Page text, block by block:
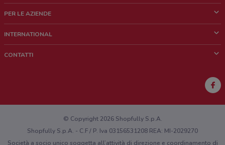
Chi siamo
Lavora con noi
PER LE AZIENDE
Richieste commerciali e marketing
INTERNATIONAL
CONTATTI
Hai un malfunzionamento sul web o sull'app?
© Copyright 2026 Shopfully S.p.A.
Shopfully S.p.A. - C.F / P. Iva 03156531208 REA: MI-2029270
Società a socio unico soggetta all’attività di direzione e coordinamento di